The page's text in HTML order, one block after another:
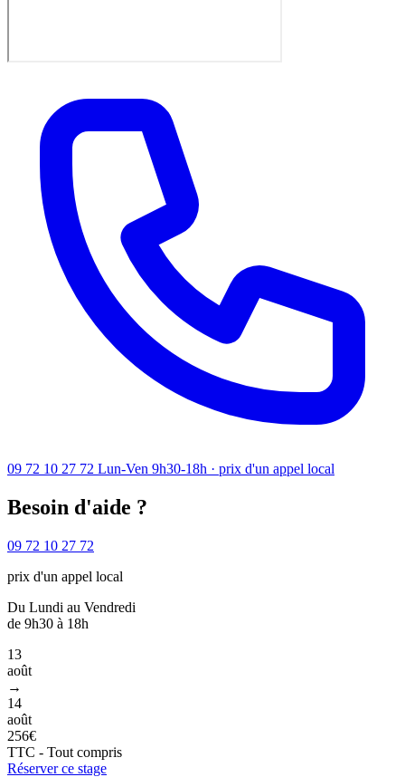
09 72 10 27 72 Lun-Ven 9h30-18h · prix d'un appel local
Besoin d'aide ?
09 72 10 27 72
prix d'un appel local
Du Lundi au Vendredi
de 9h30 à 18h
13
août
→
14
août
256€
TTC - Tout compris
Réserver ce stage